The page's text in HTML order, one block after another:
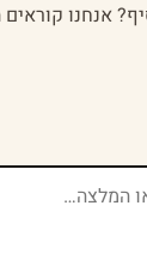
אנחנו